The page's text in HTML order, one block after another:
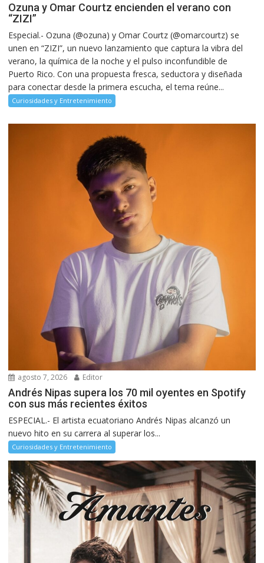
Ozuna y Omar Courtz encienden el verano con
“ZIZI”
Especial.- Ozuna (@ozuna) y Omar Courtz (@omarcourtz) se
unen en “ZIZI”, un nuevo lanzamiento que captura la vibra del
verano, la química de la noche y el pulso inconfundible de
Puerto Rico. Con una propuesta fresca, seductora y diseñada
para conectar desde la primera escucha, el tema reúne...
Curiosidades y Entretenimiento
agosto 7, 2026 Editor
Andrés Nipas supera los 70 mil oyentes en Spotify
con sus más recientes éxitos
ESPECIAL.- El artista ecuatoriano Andrés Nipas alcanzó un
nuevo hito en su carrera al superar los...
Curiosidades y Entretenimiento